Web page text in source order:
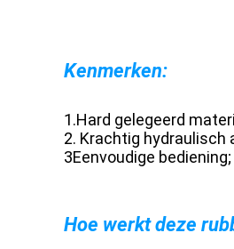
Kenmerken:
1.Hard gelegeerd
2. Krachtig hydraulisch
3Eenvoudige bediening;
Hoe werkt deze